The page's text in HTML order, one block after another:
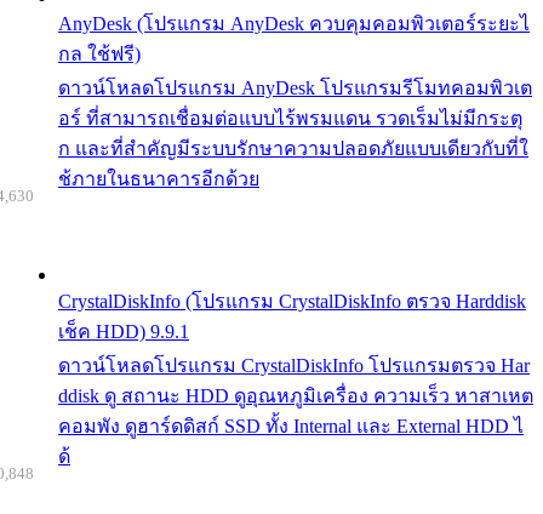
AnyDesk (โปรแกรม AnyDesk ควบคุมคอมพิวเตอร์ระยะไ
กล ใช้ฟรี)
ดาวน์โหลดโปรแกรม AnyDesk โปรแกรมรีโมทคอมพิวเต
อร์ ที่สามารถเชื่อมต่อแบบไร้พรมแดน รวดเร็มไม่มีกระตุ
ก และที่สำคัญมีระบบรักษาความปลอดภัยแบบเดียวกับที่ใ
ช้ภายในธนาคารอีกด้วย
CrystalDiskInfo (โปรแกรม CrystalDiskInfo ตรวจ Harddisk
เช็ค HDD) 9.9.1
ดาวน์โหลดโปรแกรม CrystalDiskInfo โปรแกรมตรวจ Har
ddisk ดู สถานะ HDD ดูอุณหภูมิเครื่อง ความเร็ว หาสาเหต
คอมพัง ดูฮาร์ดดิสก์ SSD ทั้ง Internal และ External HDD ไ
ด้